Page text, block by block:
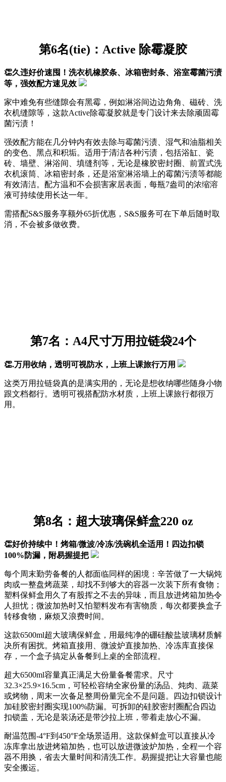
第6名(tie)：Active 除霉凝胶
👏久违好价速囤！洗衣机橡胶条、冰箱密封条、浴室霉菌污渍
等，强效配方速见效
家中难免有些缝隙会有黑霉，例如淋浴间边边角角、磁砖、洗
衣机缝隙等，这款Active除霉凝胶就是专门设计来去除顽固霉
菌污渍！
强效配方能在几分钟内有效去除与霉菌污渍、湿气和油脂相关
的变色、黑点和积垢。适用于清洁各种污渍，包括浴缸、瓷
砖、墙壁、淋浴间、填缝剂等，无论是橡胶密封圈、前置式洗
衣机滚筒、冰箱密封条，还是浴室淋浴墙上的霉菌污渍等都能
有效清洁。配方温和不会损害家居表面，每瓶7盎司的浓缩溶
液可持续使用长达一年。
需搭配S&S服务享额外65折优惠，S&S服务可在下单后随时取
消，不会被多做收费。
第7名：A4尺寸万用拉链袋24个
👏.万用收纳，透明可视防水，上班上课旅行万用
这类万用拉链袋真的是满实用的，无论是想收纳哪些随身小物
跟文档都行。透明可视搭配防水材质，上班上课旅行都很万
用。
第8名：超大玻璃保鲜盒220 oz
👏好价持续中！烤箱/微波/冷冻/洗碗机全适用！四边扣锁
100%防漏，附易握提把
每个周末勤劳备餐的人都面临同样的困境：辛苦做了一大锅炖
肉或一整盘烤蔬菜，却找不到够大的容器一次装下所有食物；
塑料保鲜盒用久了有股挥之不去的异味，而且放进烤箱加热令
人担忧；微波加热时又怕塑料发布有害物质，每次都要换盒子
转移食物，麻烦又浪费时间。
这款6500ml超大玻璃保鲜盒，用最纯净的硼硅酸盐玻璃材质解
决所有困扰。烤箱直接用、微波炉直接加热、冷冻库直接保
存，一个盒子搞定从备餐到上桌的全部流程。
超大6500ml容量真正满足大份量备餐需求。尺寸
32.3×25.9×16.5cm，可轻松容纳全家份量的汤品、炖肉、蔬菜
或烤物，周末一次备足整周份量完全不是问题。四边扣锁设计
加硅胶密封圈实现100%防漏。可拆卸的硅胶密封圈配合四边
扣锁盖，无论是装汤还是带沙拉上班，带着走放心不漏。
耐温范围-4°F到450°F全场景适用。这款保鲜盒可以直接从冷
冻库拿出放进烤箱加热，也可以放进微波炉加热，全程一个容
器不用换，省去大量时间和清洗工作。易握提把让大容量也能
安全搬运。